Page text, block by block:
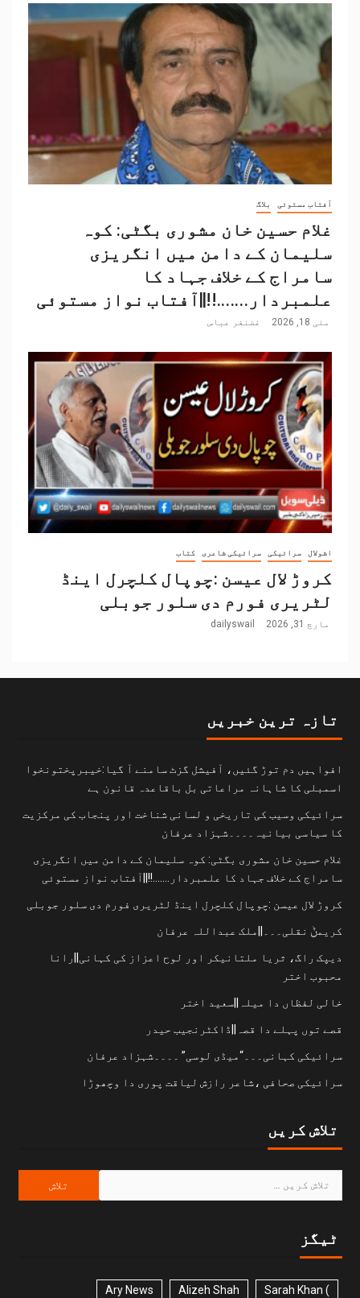
آفتاب مستوئی بلاگ
غلام حسین خان مشوری بگٹی: کوہ
سلیمان کے دامن میں انگریزی
سامراج کے خلاف جہاد کا
علمبردار…….!!||آفتاب نواز مستوئی
مئی 18, 2026 غضنفر عباس
اشولال سرائیکی سرائیکی شاعری کتاب
کروڑ لال عیسن :چوپال کلچرل اینڈ
لٹریری فورم دی سلور جوبلی
مارچ 31, 2026 dailyswail
تازہ ترین خبریں
افواہیں دم توڑ گئیں، آفیشل گزٹ سامنے آ گیا:خیبرپختونخوا
اسمبلی کا شاہانہ مراعاتی بل باقاعدہ قانون ہے
سرائیکی وسیب کی تاریخی و لسانی شناخت اور پنجاب کی مرکزیت
کا سیاسی بیانیہ۔۔۔۔شہزاد عرفان
غلام حسین خان مشوری بگٹی: کوہ سلیمان کے دامن میں انگریزی
سامراج کے خلاف جہاد کا علمبردار…….!!||آفتاب نواز مستوئی
کروڑ لال عیسن :چوپال کلچرل اینڈ لٹریری فورم دی سلور جوبلی
کریمݨ نقلی۔۔۔||ملک عبداللہ عرفان
دیپک راگ، ثریا ملتانیکر اور لوح اعزاز کی کہانی||رانا
محبوب اختر
خالی لفظاں دا میلہ||سعید اختر
قصے توں پہلے دا قصہ||ڈاکٹرنجیب حیدر
سرائیکی کہانی۔۔۔“میڈی لوسی” ۔۔۔۔شہزاد عرفان
سرائیکی صحافی ،شاعر رازش لیاقت پوری دا وچھوڑا
تلاش کریں
ٹیگز
) Sarah Khan
Alizeh Shah
Ary News